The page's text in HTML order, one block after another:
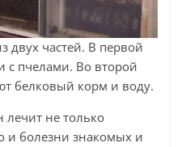
двух частей. В первой
с пчелами. Во второй
белковый корм и воду.
лечит не только
и болезни знакомых и